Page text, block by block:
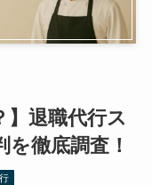
】退職代行ス
徹底調査！